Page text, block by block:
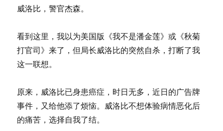
威洛比，警官杰森。
看到这里，我以为美国版《我不是潘金莲》或《秋菊
打官司》来了，但局长威洛比的突然自杀，打断了我
这一联想。
原来，威洛比已身患癌症，时日无多，近日的广告牌
事件，又给他添了烦恼。威洛比不想体验病情恶化后
的痛苦，选择自我了结。